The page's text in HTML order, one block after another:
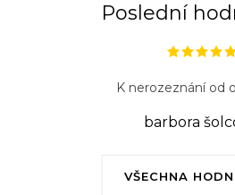
Poslední
VŠECHNA
K nerozeznání od
barbora